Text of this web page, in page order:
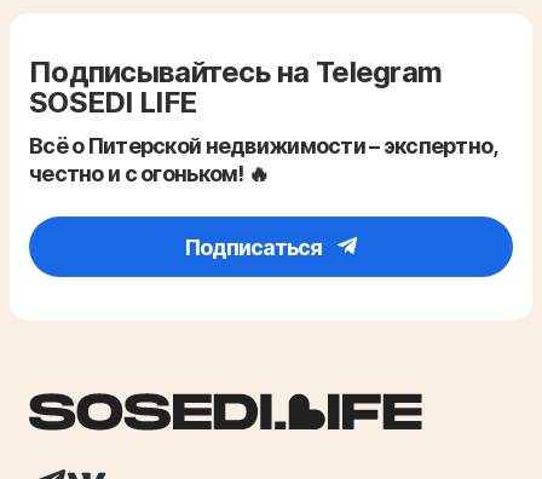
Подписывайтесь на Telegram
SOSEDI LIFE
Всё о Питерской недвижимости – экспертно,
честно и с огоньком! 🔥
Подписаться